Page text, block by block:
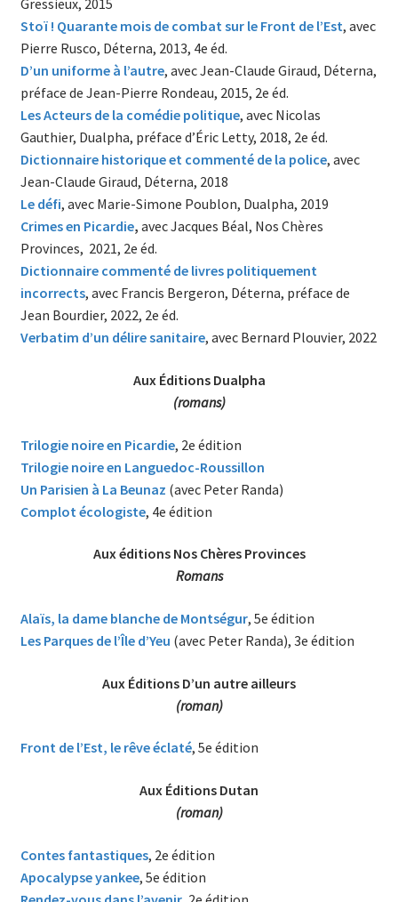
Gressieux, 2015
Stoï ! Quarante mois de combat sur le Front de l’Est, avec
Pierre Rusco, Déterna, 2013, 4e éd.
D’un uniforme à l’autre, avec Jean-Claude Giraud, Déterna,
préface de Jean-Pierre Rondeau, 2015, 2e éd.
Les Acteurs de la comédie politique, avec Nicolas
Gauthier, Dualpha, préface d’Éric Letty, 2018, 2e éd.
Dictionnaire historique et commenté de la police, avec
Jean-Claude Giraud, Déterna, 2018
Le défi, avec Marie-Simone Poublon, Dualpha, 2019
Crimes en Picardie, avec Jacques Béal, Nos Chères
Provinces, 2021, 2e éd.
Dictionnaire commenté de livres politiquement
incorrects, avec Francis Bergeron, Déterna, préface de
Jean Bourdier, 2022, 2e éd.
Verbatim d’un délire sanitaire, avec Bernard Plouvier, 2022
Aux Éditions Dualpha
(romans)
Trilogie noire en Picardie, 2e édition
Trilogie noire en Languedoc-Roussillon
Un Parisien à La Beunaz (avec Peter Randa)
Complot écologiste, 4e édition
Aux éditions Nos Chères Provinces
Romans
Alaïs, la dame blanche de Montségur, 5e édition
Les Parques de l’Île d’Yeu (avec Peter Randa), 3e édition
Aux Éditions D’un autre ailleurs
(roman)
Front de l’Est, le rêve éclaté, 5e édition
Aux Éditions Dutan
(roman)
Contes fantastiques, 2e édition
Apocalypse yankee, 5e édition